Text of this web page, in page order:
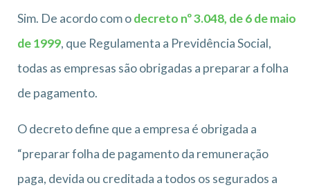
Sim. De acordo com odecreto nº 3.048, de 6 de maio
de 1999, que Regulamenta a Previdência Social,
todas as empresas são obrigadas a preparar a folha
de pagamento.
O decreto define que a empresa é obrigada a
“preparar folha de pagamento da remuneração
paga, devida ou creditada a todos os segurados a